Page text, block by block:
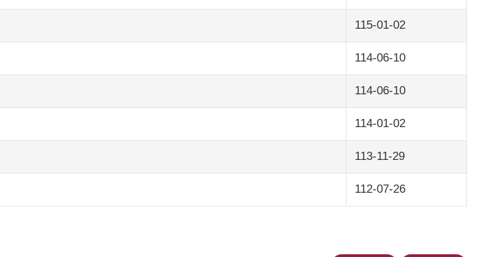
115-01-02
114-06-10
114-06-10
114-01-02
113-11-29
112-07-26